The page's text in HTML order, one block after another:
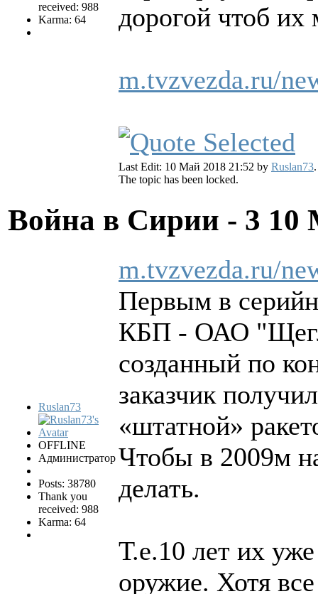
received: 988
Karma: 64
дорогой чтоб их
m.tvzvezda.ru/
Last Edit: 10 Май 2018 21:52 by Ruslan73.
The topic has been locked.
Война в Сирии - 3 10
Ruslan73
OFFLINE
Администратор
Posts: 38780
Thank you
received: 988
Karma: 64
m.tvzvezda.ru/
Первым в
КБП - ОАО
созданный по
заказчик
«штатной»
Чтобы в 2009м
делать.
Т.е.10 лет их
оружие. Хотя